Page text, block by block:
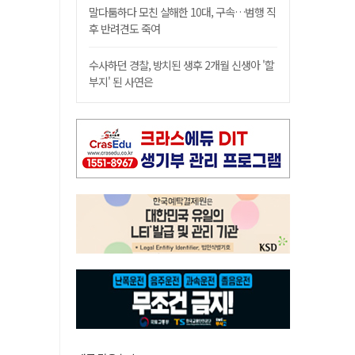
말다툼하다 모친 살해한 10대, 구속…범행 직
후 반려견도 죽여
수사하던 경찰, 방치된 생후 2개월 신생아 '할
부지' 된 사연은